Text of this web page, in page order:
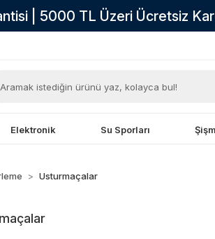
| 5000 TL Üzeri Ücretsiz
Elektronik Su Sporları
Usturmaçalar